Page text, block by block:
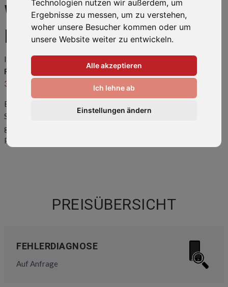
Technologien nutzen wir außerdem, um
Ergebnisse zu messen, um zu verstehen,
woher unsere Besucher kommen oder um
unsere Website weiter zu entwickeln.
Alle akzeptieren
Ich lehne ab
Einstellungen ändern
WIR REPARIEREN IHR
REDMI 13C
Ihr Smartphone ist kaputt oder hat einen Fehler? Wir bringen Ihr
Redmi 13C
wieder zum Laufen! Rufen Sie uns an unter
0511-
34082318
oder kommen Sie direkt vorbei.
Eine
Sie weiter unten auf dieser Seite. Sollte ihr Problem hier nicht
gelistet sein, kontaktieren Sie uns bitte. Wir können auch Ihr
Problem lösen!
PREISÜBERSICHT
FEHLERDIAGNOSE
Auf Anfrage